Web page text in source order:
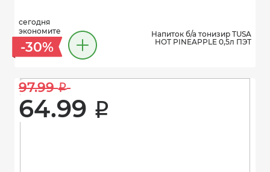
сегодня
экономите
-30%
Напиток б/а тонизир TUSA
HOT PINEAPPLE 0,5л ПЭТ
97.99 i
64.99 i